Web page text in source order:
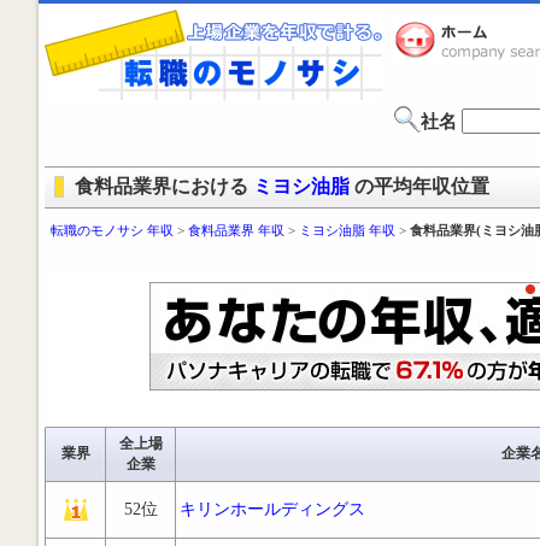
社名
食料品業界における ミヨシ油脂 の平均年収位置
転職のモノサシ 年収 > 食料品業界 年収 > ミヨシ油脂 年収 > 食料品業界(ミヨシ油
業界
全上場
企業
企業
52位 キリンホールディングス